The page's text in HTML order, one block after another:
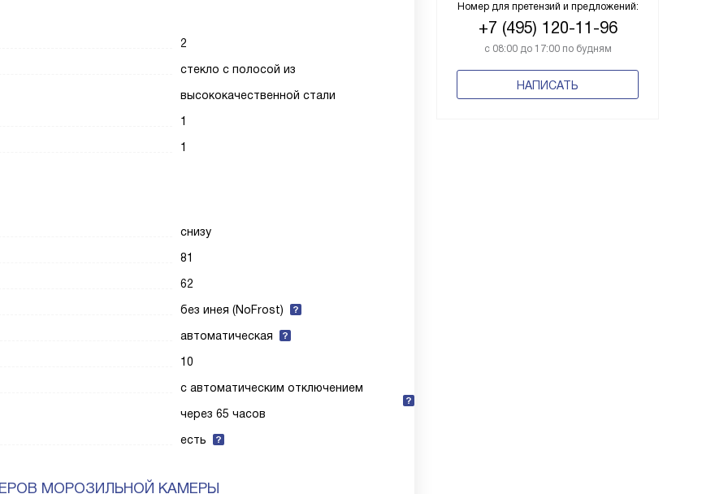
Номер для претензий и предложений:
+7 (495) 120-11-96
с 08:00 до 17:00 по будням
НАПИСАТЬ
2
стекло с полосой из
высококачественной стали
1
1
снизу
81
62
без инея (NoFrost)
автоматическая
10
с автоматическим отключением
через 65 часов
есть
МОРОЗИЛЬНОЙ КАМЕРЫ